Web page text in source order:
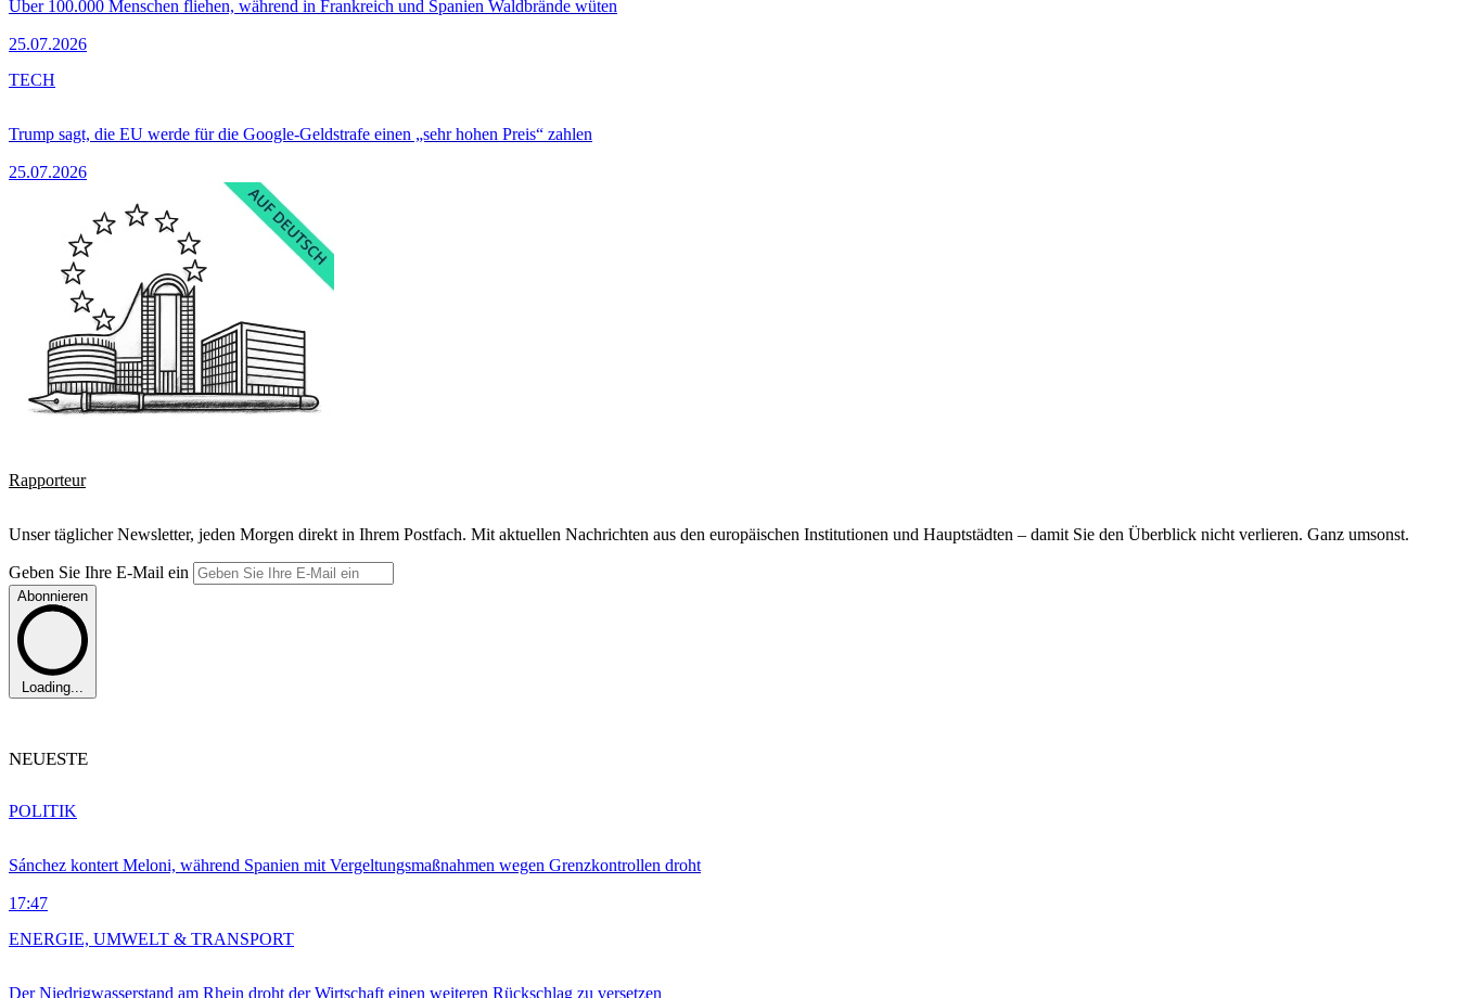
Über 100.000 Menschen fliehen, während in Frankreich und Spanien Waldbrände wüten
25.07.2026
Trump sagt, die EU werde für die Google-Geldstrafe einen „sehr hohen Preis“ zahlen
25.07.2026
TECH
Rapporteur
Unser täglicher Newsletter, jeden Morgen direkt in Ihrem Postfach. Mit aktuellen Nachrichten aus den europäischen Institutionen und Hauptstädten – damit Sie den Überblick nicht verlieren. Ganz umsonst.
Geben Sie Ihre E-Mail ein
Abonnieren
Loading...
NEUESTE
Sánchez kontert Meloni, während Spanien mit Vergeltungsmaßnahmen wegen Grenzkontrollen droht
17:47
POLITIK
Der Niedrigwasserstand am Rhein droht der Wirtschaft einen weiteren Rückschlag zu versetzen
ENERGIE, UMWELT & TRANSPORT